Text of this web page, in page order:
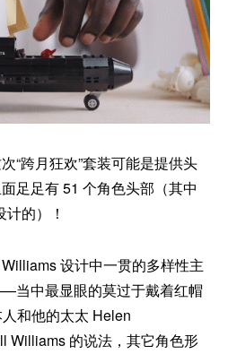
“跨月狂欢”套装可能是提供头
足足有 51 个角色头部（其中
的）！
设计中一贯的多样性主
当中最显眼的莫过于戴着红帽
和他的太太 Helen
Williams 的说法，其它角色形